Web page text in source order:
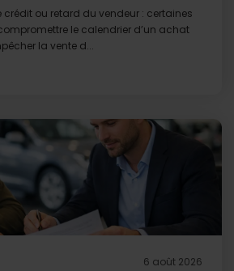
crédit ou retard du vendeur : certaines
le calendrier d’un achat
la vente d...
6 août 2026